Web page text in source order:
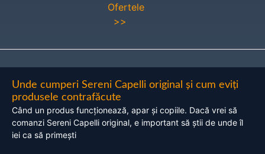
Ofertele
>>
Unde cumperi Sereni Capelli original și cum eviți
produsele contrafăcute
Când un produs funcționează, apar și copiile. Dacă vrei să
comanzi Sereni Capelli original, e important să știi de unde îl
iei ca să primești